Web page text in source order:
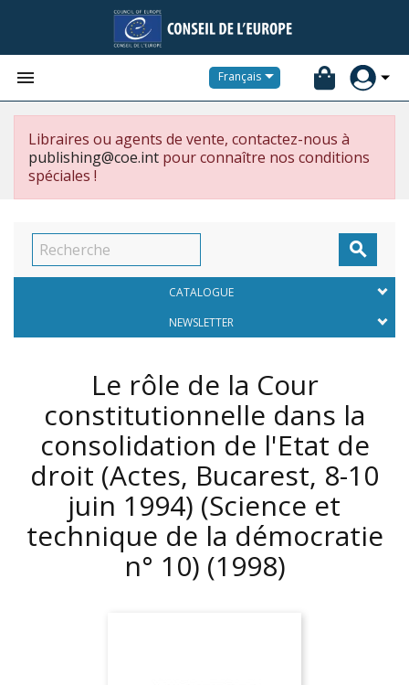
 Français
Libraires ou agents de vente, contactez-nous à
publishing@coe.int pour connaître nos conditions
spéciales !

CATALOGUE
NEWSLETTER
Le rôle de la Cour
constitutionnelle dans la
consolidation de l'Etat de
droit (Actes, Bucarest, 8-10
juin 1994) (Science et
technique de la démocratie
n° 10) (1998)